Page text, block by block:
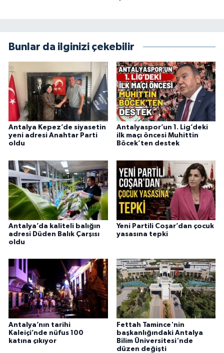
Bunlar da ilginizi çekebilir
Antalya Kepez’de siyasetin
yeni adresi Anahtar Parti
oldu
Antalyaspor’un 1. Lig’deki
ilk maçı öncesi Muhittin
Böcek’ten destek
Antalya’da kaliteli balığın
adresi Düden Balık Çarşısı
oldu
Yeni Partili Coşar’dan çocuk
yasasına tepki
Antalya’nın tarihi
Kaleiçi’nde nüfus 100
katına çıkıyor
Fettah Tamince'nin
başkanlığındaki Antalya
Bilim Üniversitesi'nde
düzen değişti